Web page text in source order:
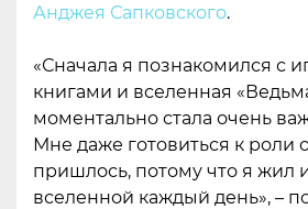
Анджея Сапковского.
«Сначала я познакомился с
книгами и вселенная
моментально стала очень
Мне даже готовиться к роли
пришлось, потому что я жил
вселенной каждый день», –